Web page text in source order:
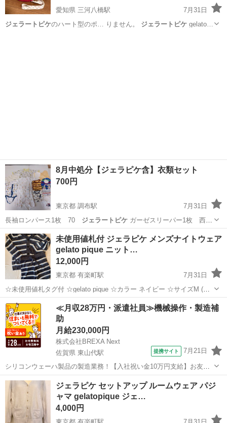
愛知県 三河八橋駅
7月31日
ジェラートピケのハート型のポ… りません。 ジェラートピケgelato…
8月中処分【ジェラピケ含】衣類セット
700円
東京都 調布駅
7月31日
長袖ロンパース1枚 70 ジェラートピケガーゼスリーパー1枚 西
松…
東京 調布市 調布駅 ベビー用品
未使用値札付 ジェラピケ メンズナイトウェア
gelato pique ニット…
12,000円
東京都 有楽町駅
7月31日
☆未使用値札タグ付 ☆gelato pique ☆カラー ネイビー ☆サイズM (上)
丈68.5cm 肩幅49.5cm 身幅60cm (下) ウエスト75cm 丈55cm ＊プロフ
ィールをお読みください。 ＊希望の取引...
東京 千代田区 有楽町駅 その他 ジェラピケ
≪月収28万円・派遣社員≫機械操作・製造補
助
月給230,000円
株式会社BREXA Next
佐賀県 東山代駅
提携サイト 7月21日
シリコンウェーハ製品の製造業務！【入社祝い金10万円支給】お友達
やカップルとの応募OK◎年間休日129日＆休出なしでプライベート充
実♪業務はクリーンルームで快適作業◎自社正社員登用制度あり★1食
300円～の格安食堂あり！《佐...
佐賀 伊万里市 東山代駅 その他
ジェラピケ セットアップ ルームウェア パジ
ャマ gelatopique ジェ…
4,000円